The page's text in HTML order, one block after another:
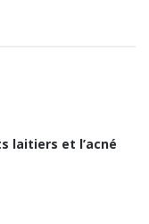
laitiers et l’acné